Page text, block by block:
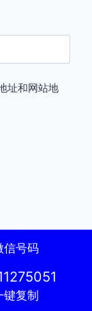
址和网站地
WordPress
信号码
键复制